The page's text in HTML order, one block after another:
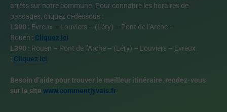
arrêts sur notre commune. Pour connaitre les horaires de
passages, cliquez ci-dessous :
L390 : Evreux – Louviers – (Léry) – Pont de l’Arche –
Rouen : Cliquez Ici
L390 : Rouen – Pont de l’Arche – (Léry) – Louviers – Evreux
: Cliquez Ici
Besoin d’aide pour trouver le meilleur itinéraire, rendez-vous
sur le site www.commentjyvais.fr